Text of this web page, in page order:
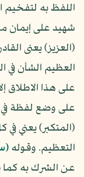
اللفظ به لتفخيم
شهيد على إيمان
(العزيز) يعنى
العظيم الشأن
على هذا الاطلاق
على وضع لفظة في
(المتكبر) يعني
التعظيم. وقوله
عن الشرك به كما